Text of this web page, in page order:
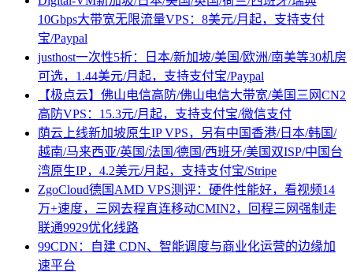
10Gbps大带宽无限流量VPS：8美元/月起，支持支付
宝/Paypal
justhost一次性5折：日本/新加坡/美国/欧洲/南美等30机房
可选，1.44美元/月起，支持支付宝/Paypal
【极点云】佛山电信高防/佛山电信大带宽/美国三网CN2
高防VPS：15.3元/月起，支持支付宝/微信支付
荫云上线新加坡原生IP VPS，另有中国香港/日本/韩国/
越南/马来西亚/英国/法国/德国/西班牙/美国双ISP/中国台
湾原生IP，4.2美元/月起，支持支付宝/Stripe
ZgoCloud德国AMD VPS测评：硬件性能好，看视频14
万+速度，三网去程直连移动CMIN2，回程三网强制走
联通9929优化线路
99CDN：自建 CDN、智能调度与商业化运营的边缘加
速平台